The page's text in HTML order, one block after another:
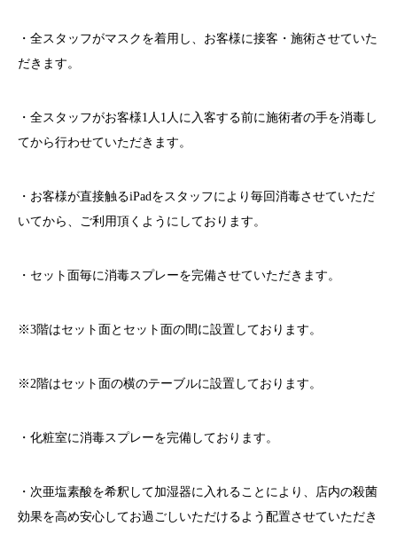
・全スタッフがマスクを着用し、お客様に接客・施術させていた
だきます。
・全スタッフがお客様1人1人に入客する前に施術者の手を消毒し
てから行わせていただきます。
・お客様が直接触るiPadをスタッフにより毎回消毒させていただ
いてから、ご利用頂くようにしております。
・セット面毎に消毒スプレーを完備させていただきます。
※3階はセット面とセット面の間に設置しております。
※2階はセット面の横のテーブルに設置しております。
・化粧室に消毒スプレーを完備しております。
・次亜塩素酸を希釈して加湿器に入れることにより、店内の殺菌
効果を高め安心してお過ごしいただけるよう配置させていただき